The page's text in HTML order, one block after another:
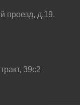
проезд, д.19,
39с2